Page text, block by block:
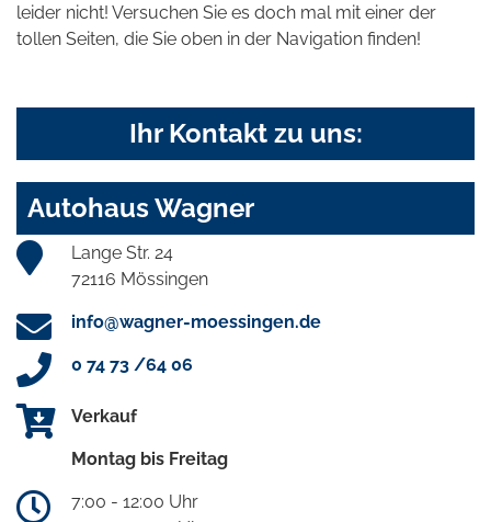
leider nicht! Versuchen Sie es doch mal mit einer der
tollen Seiten, die Sie oben in der Navigation finden!
Ihr Kontakt zu uns:
Autohaus Wagner
Lange Str. 24
72116 Mössingen
info@wagner-moessingen.de
0 74 73 /64 06
Verkauf
Montag bis Freitag
7:00 - 12:00 Uhr